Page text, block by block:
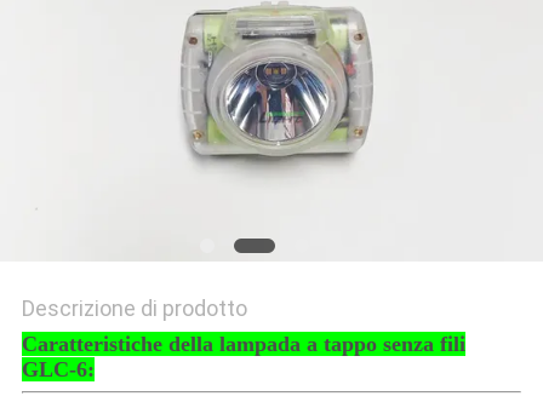
Descrizione di prodotto
Caratteristiche della lampada a tappo senza fili
GLC-6: